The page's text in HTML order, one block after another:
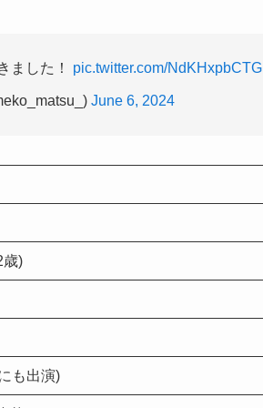
ました！ pic.twitter.com/NdKHxpbCTG
June 6, 2024
歳)
も出演)